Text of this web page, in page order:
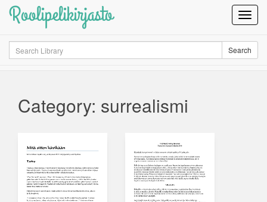
Roolipelikirjasto
Search Search
Category: surrealismi